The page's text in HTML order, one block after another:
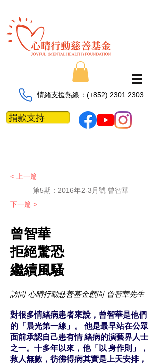
情緒支援熱線：​​(+852) 2301 2303
捐款支持
< 上一篇
第5期：2016年2-3月號 曾智華
下一篇 >
曾智華
拒絕驚恐
繼續風騷
訪問 心晴行動慈善基金顧問 曾智華先生
對很多情緒病患者來說，曾智華是他們
的「晨光第一線」。 他是最早站在公眾
面前承認自己患有情 緒病的演藝界人士
之一。十多年以來，他「以 身作則」，
救人無數，彷彿得病其實是上天安排，